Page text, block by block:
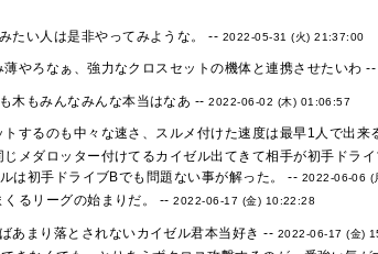
たい人は是非やってみような。 -- 2022-05-31 (火) 21:37:00
やろなぁ、強力なクロスセットの機体と連携させたいわ --
木もみんなみんな本当はなあ --2022-06-02 (木) 01:06:57
するのも中々な速さ、スルメ付けた速度は最早1人で出
メダロッター付けてるカイゼル出てきて相手が初手ドラ
は初手ドライブBでも問題ない事が解った。 -- 2022-06-06 (
くるリーグの始まりだ。 --2022-06-17 (金) 10:22:28
あまり落とされないカイゼル君本当好き -- 2022-06-17 (金)